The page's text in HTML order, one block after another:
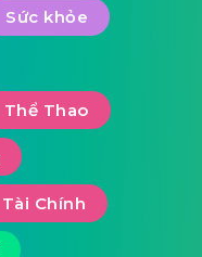
Sức khỏe
Thể Thao
Tài Chính